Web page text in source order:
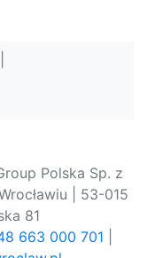
Polska Sp. z
| 53-015
81
663 000 701